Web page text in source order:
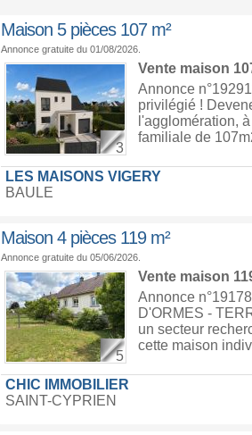
Maison 5 pièces 107 m²
Annonce gratuite du 01/08/2026.
3
Vente maison
Annonce
privilégié !
l'agglomération,
familiale de
LES MAISONS VIGERY
BAULE
Maison 4 pièces 119 m²
Annonce gratuite du 05/06/2026.
5
Vente maison
Annonce
D'ORMES -
un secteur
cette maison
CHIC IMMOBILIER
SAINT-CYPRIEN